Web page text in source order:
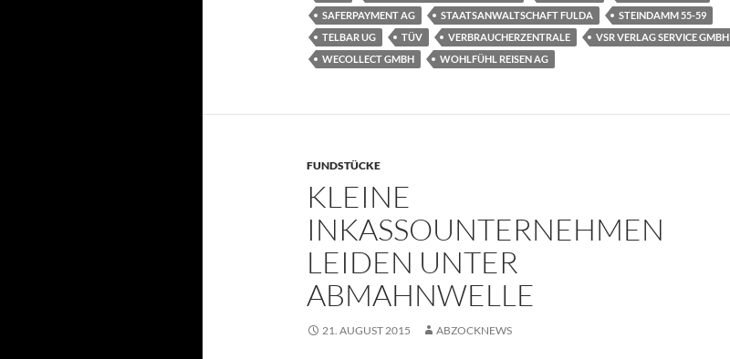
SAFERPAYMENT AG
STAATSANWALTSCHAFT FULDA
STEINDAMM 55-59
TELBAR UG
TÜV VERBRAUCHERZENTRALE
VSR VERLAG SERVICE GMBH
WECOLLECT GMBH
WOHLFÜHL REISEN AG
FUNDSTÜCKE
KLEINE
INKASSOUNTERNEHMEN
LEIDEN UNTER
ABMAHNWELLE
21. AUGUST 2015 ABZOCKNEWS